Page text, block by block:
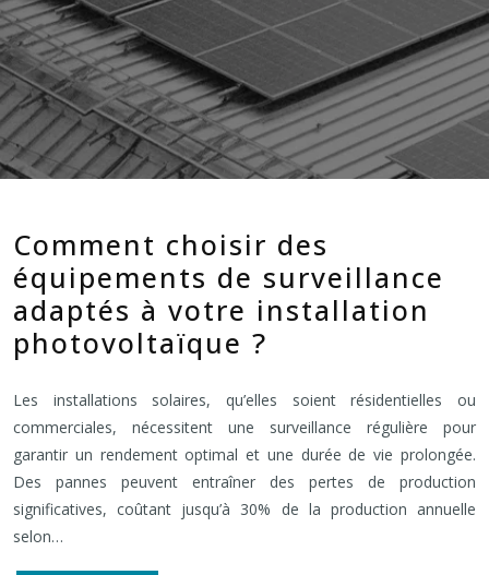
Comment choisir des
équipements de surveillance
adaptés à votre installation
photovoltaïque ?
Les installations solaires, qu’elles soient résidentielles ou
commerciales, nécessitent une surveillance régulière pour
garantir un rendement optimal et une durée de vie prolongée.
Des pannes peuvent entraîner des pertes de production
significatives, coûtant jusqu’à 30% de la production annuelle
selon…